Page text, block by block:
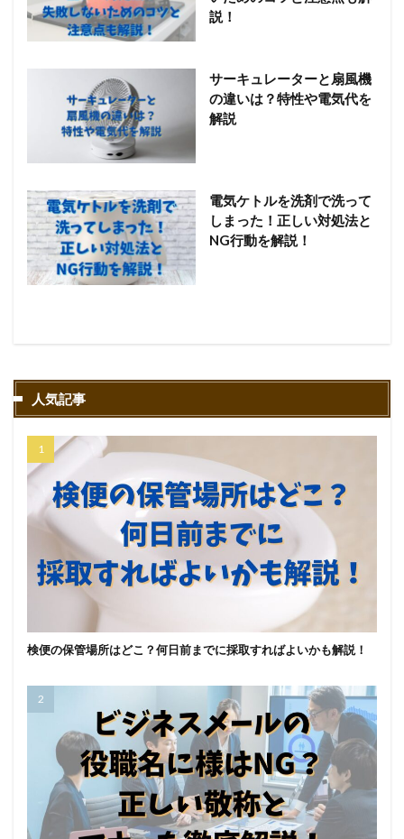
説！
サーキュレーターと扇風機
の違いは？特性や電気代を
解説
電気ケトルを洗剤で洗って
しまった！正しい対処法と
NG行動を解説！
人気記事
検便の保管場所はどこ？何日前までに採取すればよいかも解説！